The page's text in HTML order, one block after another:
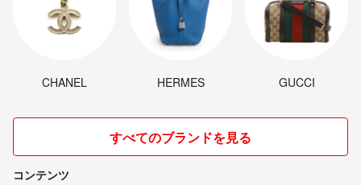
CHANEL HERMES GUCCI
すべてのブランドを見る
コンテンツ